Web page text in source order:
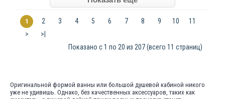
1 2 3 4 5 6 7 8 9 10
11
>
>|
Показано с 1 по 20 из 207 (всего 11 страниц)
Оригинальной формой ванны или большой душевой кабиной никого
уже не удивишь. Однако, без качественных аксессуаров, таких как